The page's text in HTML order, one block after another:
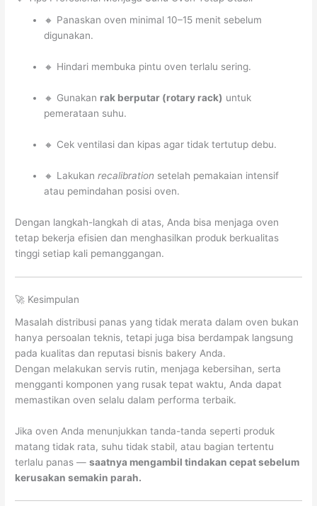
🔸 Panaskan oven minimal 10–15 menit sebelum
digunakan.
🔸 Hindari membuka pintu oven terlalu sering.
🔸 Gunakan rak berputar (rotary rack) untuk
pemerataan suhu.
🔸 Cek ventilasi dan kipas agar tidak tertutup debu.
🔸 Lakukanrecalibration setelah pemakaian intensif
atau pemindahan posisi oven.
Dengan langkah-langkah di atas, Anda bisa menjaga oven
tetap bekerja efisien dan menghasilkan produk berkualitas
tinggi setiap kali pemanggangan.
🚀 Kesimpulan
Masalah distribusi panas yang tidak merata dalam oven bukan
hanya persoalan teknis, tetapi juga bisa berdampak langsung
pada kualitas dan reputasi bisnis bakery Anda.
Dengan melakukan servis rutin, menjaga kebersihan, serta
mengganti komponen yang rusak tepat waktu, Anda dapat
memastikan oven selalu dalam performa terbaik.
Jika oven Anda menunjukkan tanda-tanda seperti produk
matang tidak rata, suhu tidak stabil, atau bagian tertentu
terlalu panas —saatnya mengambil tindakan cepat sebelum
kerusakan semakin parah.